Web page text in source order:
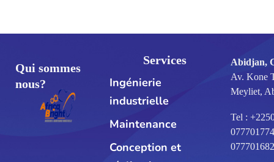
Qui sommes
nous?
Services
Ingénierie
industrielle
Maintenance
Conception et
Abidjan,
Av. Kone
Meyliet,
Tel :